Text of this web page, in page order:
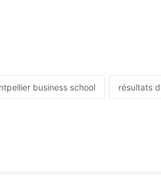
business school résultats